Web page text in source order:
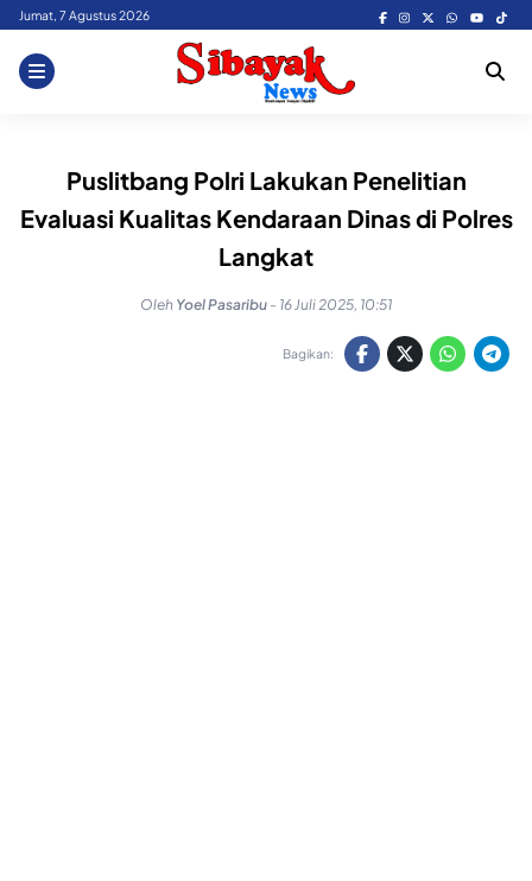
Skip
content
Jumat, 7 Agustus 2026
Puslitbang Polri Lakukan Penelitian
Evaluasi Kualitas Kendaraan Dinas di Polres
Langkat
Oleh Yoel Pasaribu - 16 Juli 2025, 10:51
Bagikan: